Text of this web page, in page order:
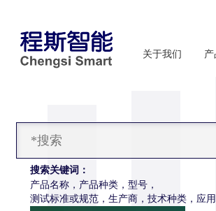
关于我们
搜索关键词：
产品名称，产品种类，型号，
测试标准或规范，生产商，技术种类，应